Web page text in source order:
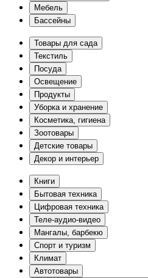
Мебель
Бассейны
Товары для сада
Текстиль
Посуда
Освещение
Продукты
Уборка и хранение
Косметика, гигиена
Зоотовары
Детские товары
Декор и интерьер
Книги
Бытовая техника
Цифровая техника
Теле-аудио-видео
Мангалы, барбекю
Спорт и туризм
Климат
Автотовары